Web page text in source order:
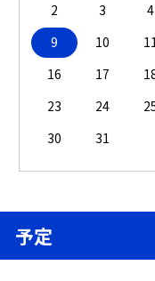
2
3 4
9
10
16
17
23
24
30
31
予定